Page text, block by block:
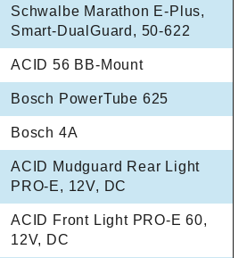
Schwalbe Marathon E-Plus,
Smart-DualGuard, 50-622
ACID 56 BB-Mount
Bosch PowerTube 625
Bosch 4A
ACID Mudguard Rear Light
PRO-E, 12V, DC
ACID Front Light PRO-E 60,
12V, DC